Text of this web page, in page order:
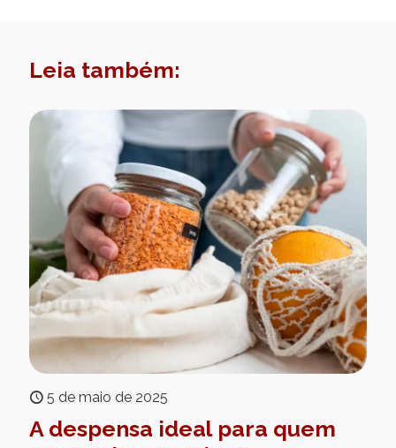
Leia também:
5 de maio de 2025
A despensa ideal para quem